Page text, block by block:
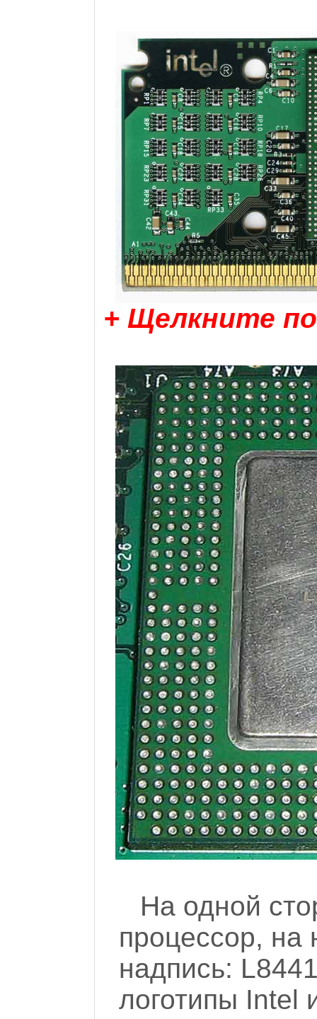
+ Щелкните
На одной
процессор, на
надпись:
логотипы Intel